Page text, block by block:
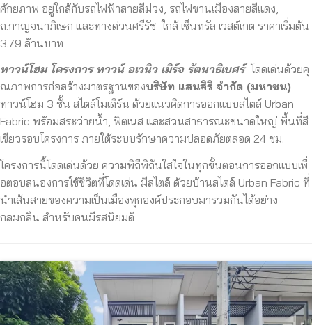
ศักยภาพ อยู่ใกล้กับรถไฟฟ้าสายสีม่วง, รถไฟชานเมืองสายสีแดง,
ถ.กาญจนาภิเษก และทางด่วนศรีรัช ใกล้ เซ็นทรัล เวสต์เกต ราคาเริ่มต้น
3.79 ล้านบาท
ทาวน์โฮม โครงการ ทาวน์ อเวนิว เมิร์จ รัตนาธิเบศร์ โดดเด่นด้วยคุ
ณภาพการก่อสร้างมาตรฐานของบริษัท แสนสิริ จำกัด (มหาชน)
ทาวน์โฮม 3 ชั้น สไตล์โมเดิร์น ด้วยแนวคิดการออกแบบสไตล์ Urban
Fabric พร้อมสระว่ายน้ำ, ฟิตเนส และสวนสาธารณะขนาดใหญ่ พื้นที่สี
เขียวรอบโครงการ ภายใต้ระบบรักษาความปลอดภัยตลอด 24 ชม.
โครงการนี้โดดเด่นด้วย ความพิถีพิถันใสใจในทุกขั้นตอนการออกแบบเพื่
อตอบสนองการใช้ชีวิตที่โดดเด่น มีสไตล์ ด้วยบ้านสไตล์ Urban Fabric ที่
นำเส้นสายของความเป็นเมืองทุกองค์ประกอบมารวมกันได้อย่าง
กลมกลืน สำหรับคนมีรสนิยมดี